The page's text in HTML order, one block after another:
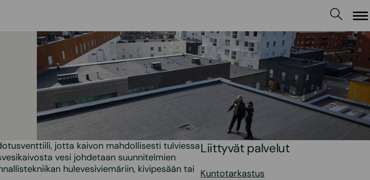
jotta kaivon mahdollisesti tulviessa
vesi johdetaan suunnitelmien
hulevesiviemäriin, kivipesään tai
Liittyvät palvelut
Kuntotarkastus